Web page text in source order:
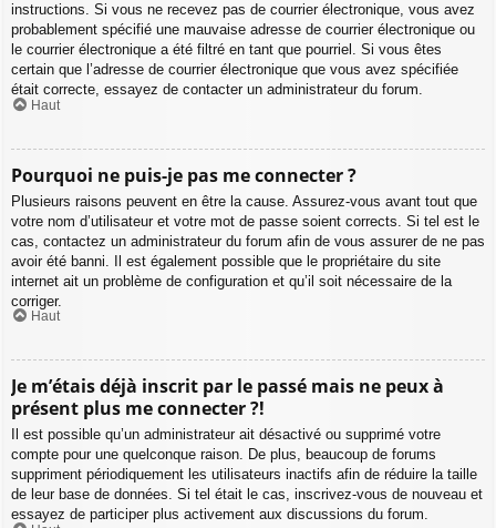
instructions. Si vous ne recevez pas de courrier électronique, vous avez
probablement spécifié une mauvaise adresse de courrier électronique ou
le courrier électronique a été filtré en tant que pourriel. Si vous êtes
certain que l’adresse de courrier électronique que vous avez spécifiée
était correcte, essayez de contacter un administrateur du forum.
Haut
Pourquoi ne puis-je pas me connecter ?
Plusieurs raisons peuvent en être la cause. Assurez-vous avant tout que
votre nom d’utilisateur et votre mot de passe soient corrects. Si tel est le
cas, contactez un administrateur du forum afin de vous assurer de ne pas
avoir été banni. Il est également possible que le propriétaire du site
internet ait un problème de configuration et qu’il soit nécessaire de la
corriger.
Haut
Je m’étais déjà inscrit par le passé mais ne peux à
présent plus me connecter ?!
Il est possible qu’un administrateur ait désactivé ou supprimé votre
compte pour une quelconque raison. De plus, beaucoup de forums
suppriment périodiquement les utilisateurs inactifs afin de réduire la taille
de leur base de données. Si tel était le cas, inscrivez-vous de nouveau et
essayez de participer plus activement aux discussions du forum.